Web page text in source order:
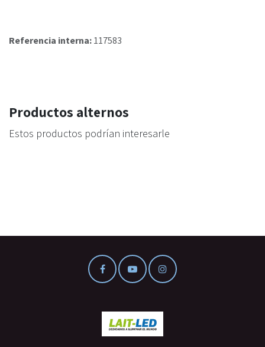
Referencia interna: 117583
Productos alternos
Estos productos podrían interesarle